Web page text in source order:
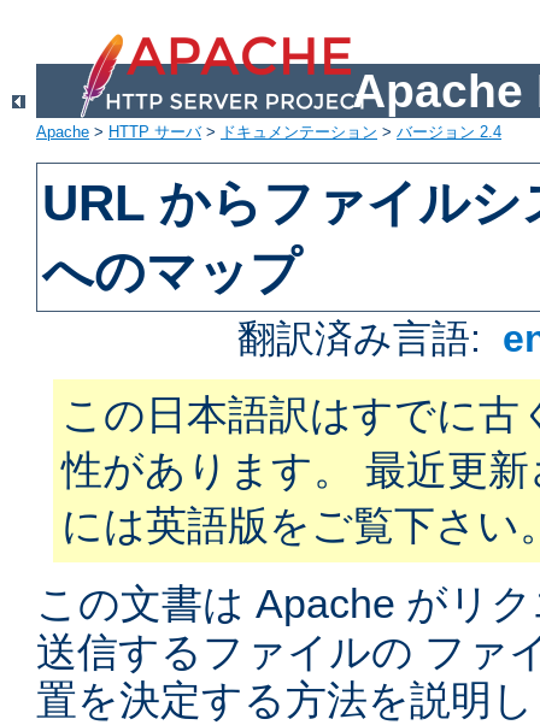
Apache
Apache > HTTP サーバ> ドキュメンテーション > バージョン 2.4
URL からファイル
へのマップ
翻訳済み言語:
この日本語訳はすでに古
性があります。 最近更
には英語版をご覧下さい
この文書は Apache がリ
送信するファイルの ファ
置を決定する方法を説明